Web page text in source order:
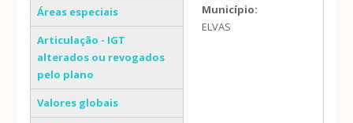
Áreas especiais
Articulação - IGT
alterados ou revogados
pelo plano
Valores globais
Município:
ELVAS